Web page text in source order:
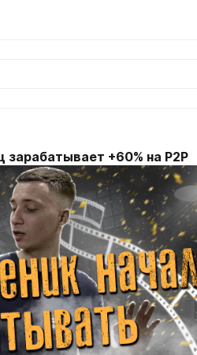
+60% на P2P